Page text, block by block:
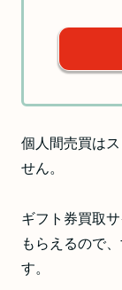
個人間売買は
せん。
ギフト券買取
もらえるので
す。